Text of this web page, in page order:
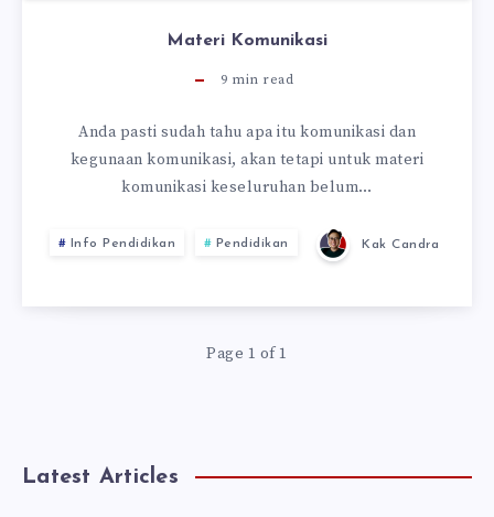
Materi Komunikasi
9 min read
Anda pasti sudah tahu apa itu komunikasi dan
kegunaan komunikasi, akan tetapi untuk materi
komunikasi keseluruhan belum…
Info Pendidikan Pendidikan Kak Candra
Page 1 of 1
Latest Articles